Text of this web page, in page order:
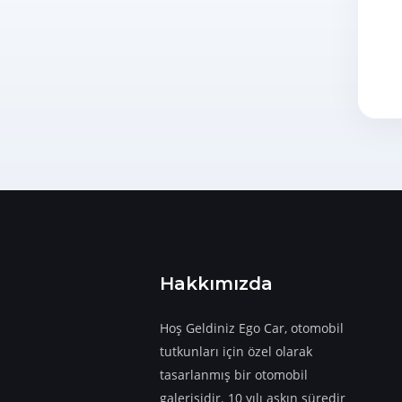
Hakkımızda
​​​​​​​Hoş Geldiniz Ego Car, otomobil
tutkunları için özel olarak
tasarlanmış bir otomobil
galerisidir. 10 yılı aşkın süredir